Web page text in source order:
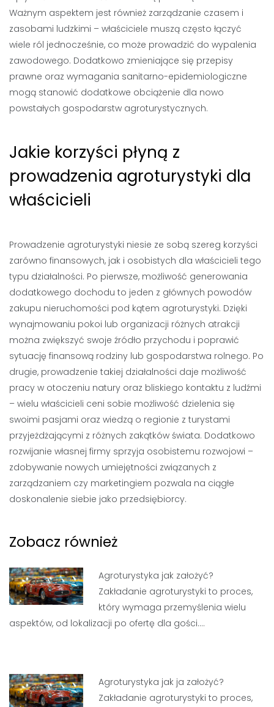
Ważnym aspektem jest również zarządzanie czasem i
zasobami ludzkimi – właściciele muszą często łączyć
wiele ról jednocześnie, co może prowadzić do wypalenia
zawodowego. Dodatkowo zmieniające się przepisy
prawne oraz wymagania sanitarno-epidemiologiczne
mogą stanowić dodatkowe obciążenie dla nowo
powstałych gospodarstw agroturystycznych.
Jakie korzyści płyną z
prowadzenia agroturystyki dla
właścicieli
Prowadzenie agroturystyki niesie ze sobą szereg korzyści
zarówno finansowych, jak i osobistych dla właścicieli tego
typu działalności. Po pierwsze, możliwość generowania
dodatkowego dochodu to jeden z głównych powodów
zakupu nieruchomości pod kątem agroturystyki. Dzięki
wynajmowaniu pokoi lub organizacji różnych atrakcji
można zwiększyć swoje źródło przychodu i poprawić
sytuację finansową rodziny lub gospodarstwa rolnego. Po
drugie, prowadzenie takiej działalności daje możliwość
pracy w otoczeniu natury oraz bliskiego kontaktu z ludźmi
– wielu właścicieli ceni sobie możliwość dzielenia się
swoimi pasjami oraz wiedzą o regionie z turystami
przyjeżdżającymi z różnych zakątków świata. Dodatkowo
rozwijanie własnej firmy sprzyja osobistemu rozwojowi –
zdobywanie nowych umiejętności związanych z
zarządzaniem czy marketingiem pozwala na ciągłe
doskonalenie siebie jako przedsiębiorcy.
Zobacz również
Agroturystyka jak założyć?
Zakładanie agroturystyki to proces,
który wymaga przemyślenia wielu
aspektów, od lokalizacji po ofertę dla gości.…
Agroturystyka jak ja założyć?
Zakładanie agroturystyki to proces,